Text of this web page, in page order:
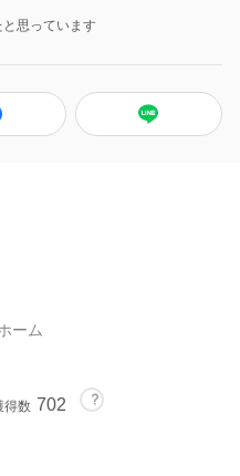
思っています
ーム
得数 702